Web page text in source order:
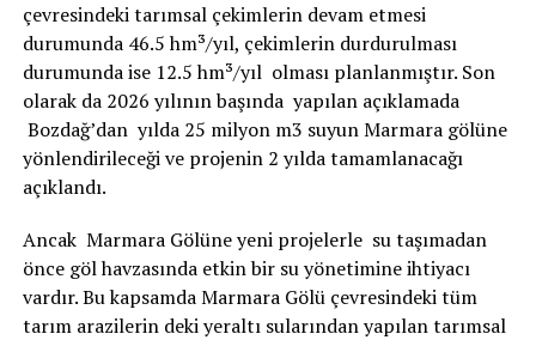
çevresindeki tarımsal çekimlerin devam etmesi
durumunda 46.5 hm³/yıl, çekimlerin durdurulması
durumunda ise 12.5 hm³/yıl olması planlanmıştır. Son
olarak da 2026 yılının başında yapılan açıklamada
Bozdağ’dan yılda 25 milyon m3 suyun Marmara gölüne
yönlendirileceği ve projenin 2 yılda tamamlanacağı
açıklandı.
Ancak Marmara Gölüne yeni projelerle su taşımadan
önce göl havzasında etkin bir su yönetimine ihtiyacı
vardır. Bu kapsamda Marmara Gölü çevresindeki tüm
tarım arazilerin deki yeraltı sularından yapılan tarımsal